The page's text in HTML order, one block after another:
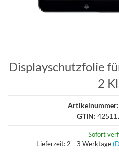
Displayschutzfolie
2
Artikelnummer:
GTIN:
Sofort
Lieferzeit: 2 - 3 Werktage